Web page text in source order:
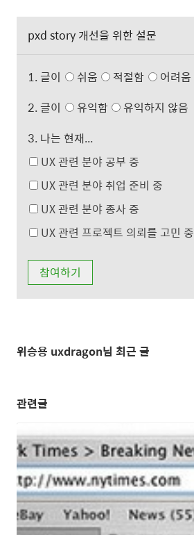
pxd story 개선을 위한 설문
1. 글이 쉬움 적절함
어려움
2. 글이
유익함
유익하지 않음
3. 나는 현재...
UX 관련 분야 공부 중
UX 관련 분야 취업 준비 중
UX 관련 분야 종사 중
UX 관련 프로젝트 의뢰를 고민 중
위승용 uxdragon님 최근 글
관련글